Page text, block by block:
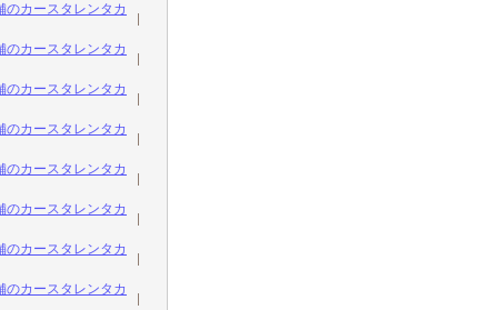
のカースタレンタカ
のカースタレンタカ
のカースタレンタカ
のカースタレンタカ
のカースタレンタカ
のカースタレンタカ
のカースタレンタカ
のカースタレンタカ